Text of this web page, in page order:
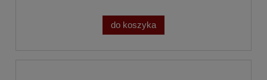
do koszyka